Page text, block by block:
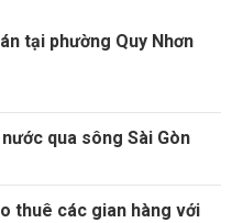
tại phường Quy Nhơn
qua sông Sài Gòn
thuê các gian hàng với